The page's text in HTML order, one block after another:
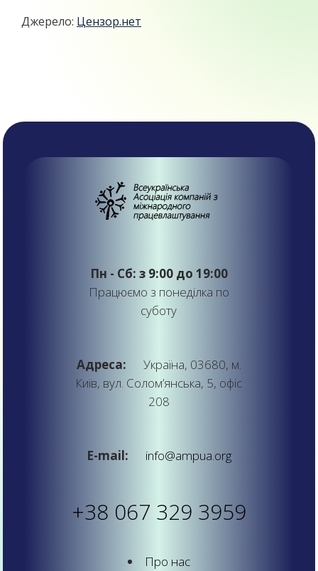
Джерело: Цензор.нет
Пн - Сб: з 9:00 до 19:00
Працюємо з понеділка по
суботу
Адреса:
Україна, 03680, м.
Київ, вул. Солом’янська, 5, офіс
208
E-mail: info@ampua.org
+38 067 329 3959
Про нас